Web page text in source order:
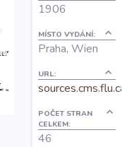
1906
MÍSTO VYDÁNÍ:
Praha, Wien
URL:
POČET STRAN
CELKEM:
46